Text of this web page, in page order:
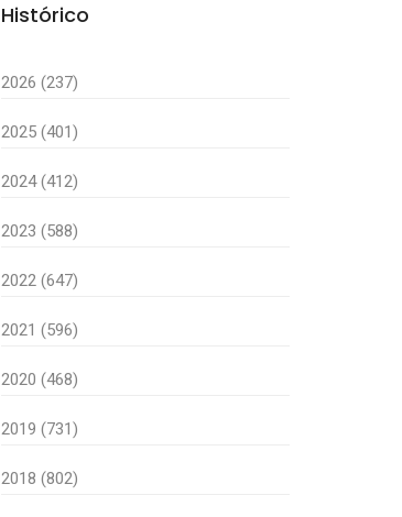
Histórico
2026 (237)
2025 (401)
2024 (412)
2023 (588)
2022 (647)
2021 (596)
2020 (468)
2019 (731)
2018 (802)